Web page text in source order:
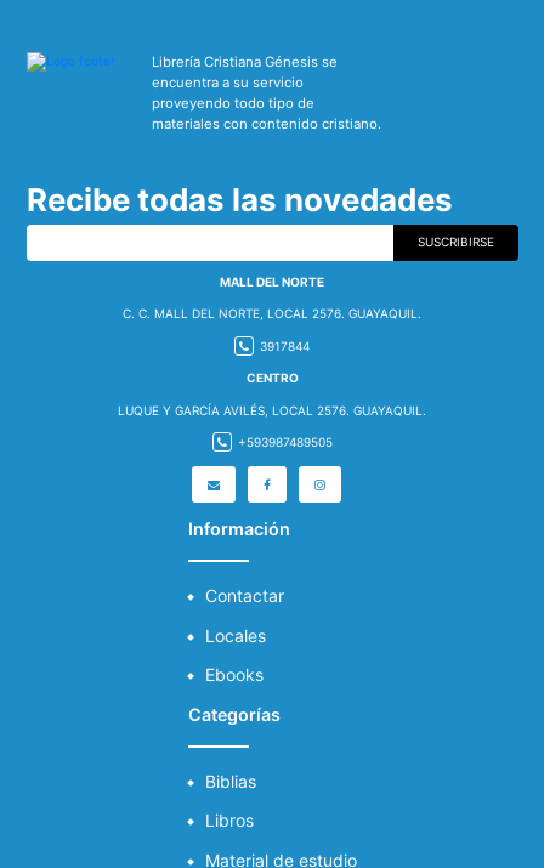
Librería Cristiana Génesis se
encuentra a su servicio
proveyendo todo tipo de
materiales con contenido cristiano.
Recibe todas las novedades
SUSCRIBIRSE
MALL DEL NORTE
C. C. MALL DEL NORTE, LOCAL 2576. GUAYAQUIL.
3917844
CENTRO
LUQUE Y GARCÍA AVILÉS, LOCAL 2576. GUAYAQUIL.
+593987489505
Información
Contactar
Locales
Ebooks
Categorías
Biblias
Libros
Material de estudio